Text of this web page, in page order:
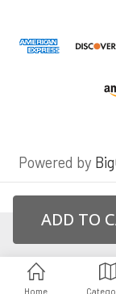
Home
Powered by